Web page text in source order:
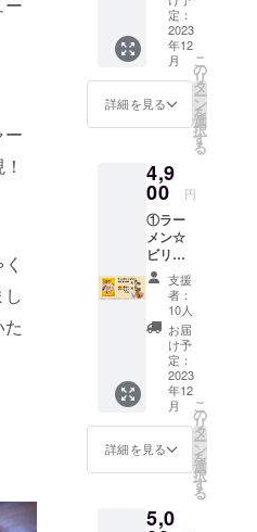
ー
し、醸
造酢／
調味料
（アミ
ノ酸
等）、
んす
い、カ
ラメル
色素、
クチナ
シ色
素、増
粘多糖
類、
（一部
に小
麦・
卵・大
豆・鶏
肉・豚
む） 内
容量：
90g、
く、ね
ぎ／調
味料
（アミ
ノ酸
等）、
豆・豚
肉を含
む） 内
容量：
65g 賞
味期
限：製
造日よ
り180日
保存方
法：直
射日
光、高
温多湿
を避け
て保存
してく
税、送
につい
て パッ
ケージ
サイ
ズ：
W140×
H190×
D30mm
◎食品
表示 原
材料
名： め
ん（小
麦粉
（国内
造）、
卵白粉
末、食
塩、小
麦たん
白）、
醤油、
動物油
脂、
ガラ
定：
2023
年12
月
詳細を見る
こ
の
リ
タ
ー
ン
を
選
択
す
る
4,9
00 円
①ラー
メン☆
ビリー
（G系醤
油味）
5袋 ②
国産厚
切り
チャー
シュー
5個 ③
お礼の
手紙 ①
につい
て パッ
ケージ
ズ：
支援
者：
10人
お届
け予
定：
2023
年12
月
詳細を見る
こ
の
リ
タ
ー
ン
を
選
択
す
る
5,0